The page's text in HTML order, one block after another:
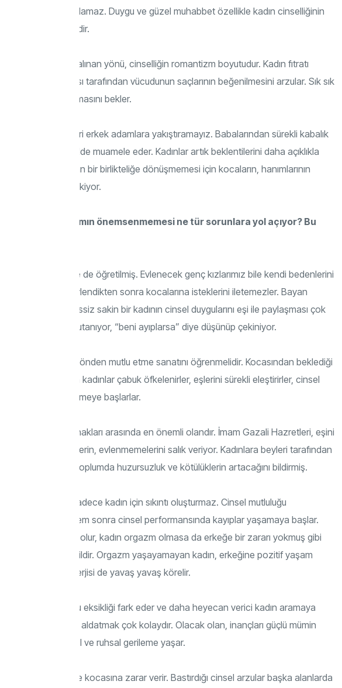
ve tatmini sağlamaz. Duygu ve güzel muhabbet özellikle kadın cinselliğinin
engin bir deniz gibidir.
ardı edilen hafife alınan yönü, cinselliğin romantizm boyutudur. Kadın fıtratı
duyar. Kocası tarafından vücudunun saçlarının beğenilmesini arzular. Sık sık
vurgulanmasını bekler.
olarak bu incelikleri erkek adamlara yakıştıramayız. Babalarından sürekli kabalık
de aynı şekilde muamele eder. Kadınlar artık beklentilerini daha açıklıkla
yaşamın sıradan bir birlikteliğe dönüşmemesi için kocaların, hanımlarının
karşılaması gerekiyor.
ve orgazmın önemsenmemesi ne tür sorunlara yol açıyor? Bu
ne konuşulmuş ne de öğretilmiş. Evlenecek genç kızlarımız bile kendi bedenlerini
bilmezler. Evlendikten sonra kocalarına isteklerini iletemezler. Bayan
bir toplumda, sessiz sakin bir kadının cinsel duygularını eşi ile paylaşması çok
çoğu kocasından utanıyor, “beni ayıplarsa” diye düşünüp çekiniyor.
sevme ve cinsel yönden mutlu etme sanatını öğrenmelidir. Kocasından beklediği
bulamayan kadınlar çabuk öfkelenirler, eşlerini sürekli eleştirirler, cinsel
cinselliği sevmemeye başlarlar.
kadınların cinsel hakları arasında en önemli olandır. İmam Gazali Hazretleri, eşini
erkeklerin, evlenmemelerini salık veriyor. Kadınlara beyleri tarafından
hâlinde, toplumda huzursuzluk ve kötülüklerin artacağını bildirmiş.
yaşayamaması sadece kadın için sıkıntı oluşturmaz. Cinsel mutluluğu
kocası bir dönem sonra cinsel performansında kayıplar yaşamaya başlar.
zaman orgazm olur, kadın orgazm olmasa da erkeğe bir zararı yokmuş gibi
hiç de böyle değildir. Orgazm yaşayamayan kadın, erkeğine pozitif yaşam
cinsel enerjisi de yavaş yavaş körelir.
veya bilinçsiz bu eksikliği fark eder ve daha heyecan verici kadın aramaya
çok güçlü değilse aldatmak çok kolaydır. Olacak olan, inançları güçlü mümin
bedensel ve ruhsal gerileme yaşar.
kadın bir şekilde kocasına zarar verir. Bastırdığı cinsel arzular başka alanlarda